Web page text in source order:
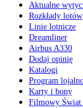
Aktualne
Rozkłady lotów
Linie lotnicze
Dreamliner
Airbus A330
Dodaj opinię
Katalogi
Program
Karty i bony
Filmowy Świat